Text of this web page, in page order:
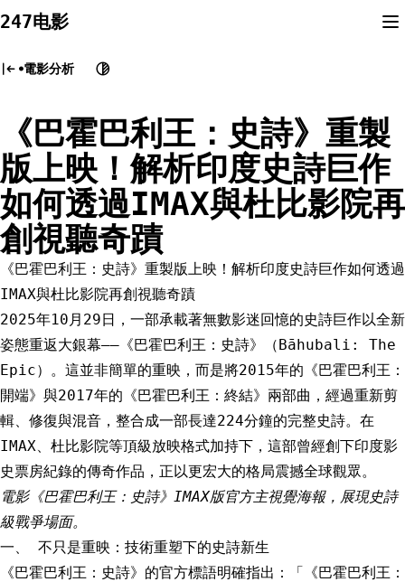
to
247电影
電影分析
《巴霍巴利王：史詩》重製
版上映！解析印度史詩巨作
如何透過IMAX與杜比影院再
創視聽奇蹟
《巴霍巴利王：史詩》重製版上映！解析印度史詩巨作如何透過
IMAX與杜比影院再創視聽奇蹟
2025年10月29日，一部承載著無數影迷回憶的史詩巨作以全新
姿態重返大銀幕——《巴霍巴利王：史詩》（Bāhubali: The
Epic）。這並非簡單的重映，而是將2015年的《巴霍巴利王：
開端》與2017年的《巴霍巴利王：終結》兩部曲，經過重新剪
輯、修復與混音，整合成一部長達224分鐘的完整史詩。在
IMAX、杜比影院等頂級放映格式加持下，這部曾經創下印度影
史票房紀錄的傳奇作品，正以更宏大的格局震撼全球觀眾。
電影《巴霍巴利王：史詩》IMAX版官方主視覺海報，展現史詩
級戰爭場面。
一、 不只是重映：技術重塑下的史詩新生
《巴霍巴利王：史詩》的官方標語明確指出：「《巴霍巴利王：